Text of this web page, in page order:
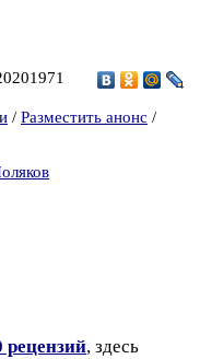
/ Разместить анонс /
рецензий, здесь